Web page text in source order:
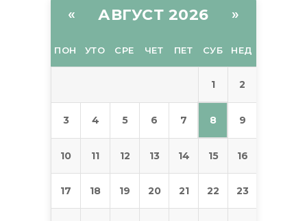
« АВГУСТ 2026 »
ПОН УТО СРЕ ЧЕТ ПЕТ СУБ НЕД
1 2
3 4 5 6 7 8 9
10 11 12 13 14 15 16
17 18 19 20 21 22 23